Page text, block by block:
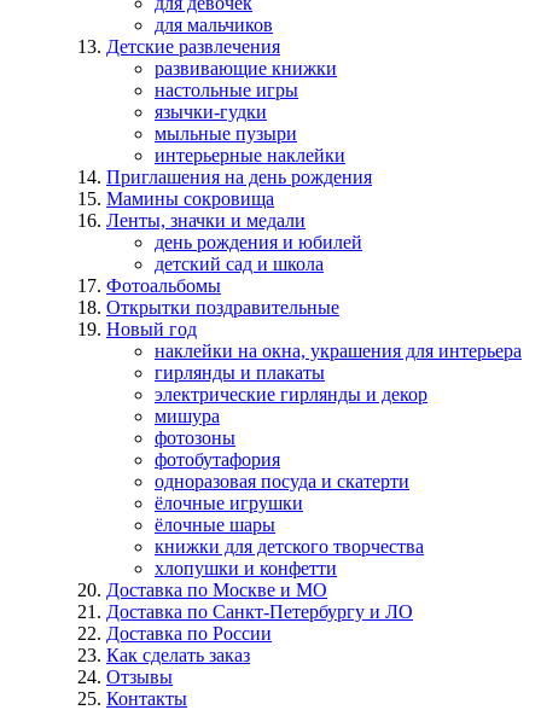
для мальчиков
Детские развлечения
развивающие книжки
настольные игры
язычки-гудки
мыльные пузыри
интерьерные наклейки
Приглашения на день рождения
Мамины сокровища
Ленты, значки и медали
день рождения и юбилей
детский сад и школа
Фотоальбомы
Открытки поздравительные
Новый год
наклейки на окна, украшения для интерьера
гирлянды и плакаты
электрические гирлянды и декор
мишура
фотозоны
фотобутафория
одноразовая посуда и скатерти
ёлочные игрушки
ёлочные шары
книжки для детского творчества
хлопушки и конфетти
Доставка по Москве и МО
Доставка по Санкт-Петербургу и ЛО
Доставка по России
Как сделать заказ
Отзывы
Контакты